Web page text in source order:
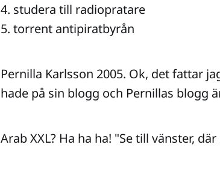
4. studera till radiopratare
5. torrent antipiratbyrån
Pernilla Karlsson 2005. Ok, det fattar
hade på sin blogg och Pernillas blogg
Arab XXL? Ha ha ha! "Se till vänster,